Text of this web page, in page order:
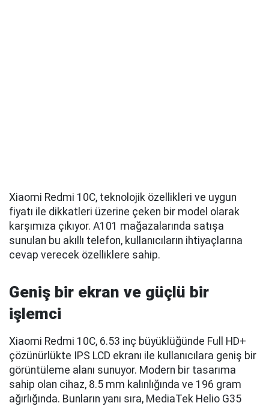
Xiaomi Redmi 10C, teknolojik özellikleri ve uygun
fiyatı ile dikkatleri üzerine çeken bir model olarak
karşımıza çıkıyor. A101 mağazalarında satışa
sunulan bu akıllı telefon, kullanıcıların ihtiyaçlarına
cevap verecek özelliklere sahip.
Geniş bir ekran ve güçlü bir
işlemci
Xiaomi Redmi 10C, 6.53 inç büyüklüğünde Full HD+
çözünürlükte IPS LCD ekranı ile kullanıcılara geniş bir
görüntüleme alanı sunuyor. Modern bir tasarıma
sahip olan cihaz, 8.5 mm kalınlığında ve 196 gram
ağırlığında. Bunların yanı sıra, MediaTek Helio G35